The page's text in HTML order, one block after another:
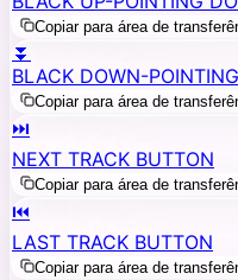
Copiar para área de
⏬
BLACK DOWN-
Copiar para área de
⏭️
NEXT TRACK BUTTON
Copiar para área de
⏮️
LAST TRACK BUTTON
Copiar para área de